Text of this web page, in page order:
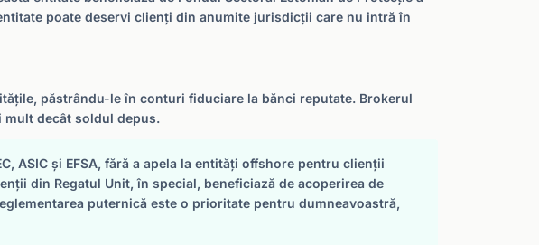
poate deservi clienți din anumite jurisdicții care nu intră în
păstrându-le în conturi fiduciare la bănci reputate. Brokerul
mult decât soldul depus.
ASIC și EFSA, fără a apela la entități offshore pentru clienții
din Regatul Unit, în special, beneficiază de acoperirea de
puternică este o prioritate pentru dumneavoastră,